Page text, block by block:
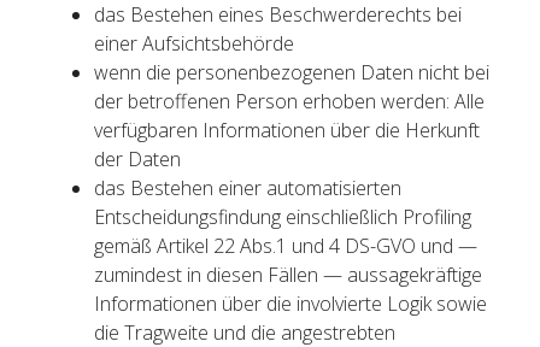
das Bestehen eines Beschwerderechts bei
einer Aufsichtsbehörde
wenn die personenbezogenen Daten nicht bei
der betroffenen Person erhoben werden: Alle
verfügbaren Informationen über die Herkunft
der Daten
das Bestehen einer automatisierten
Entscheidungsfindung einschließlich Profiling
gemäß Artikel 22 Abs.1 und 4 DS-GVO und —
zumindest in diesen Fällen — aussagekräftige
Informationen über die involvierte Logik sowie
die Tragweite und die angestrebten